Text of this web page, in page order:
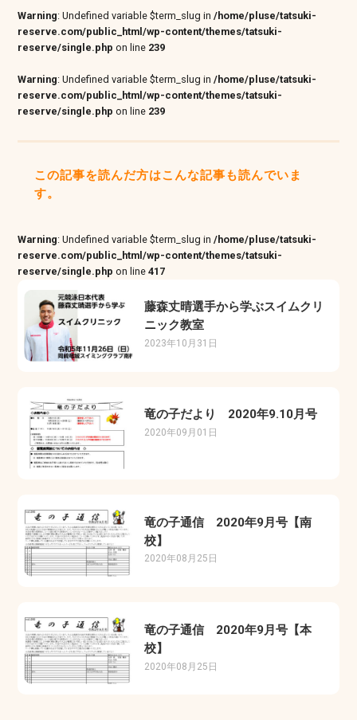
Warning: Undefined variable $term_slug in/home/pluse/tatsuki-
reserve.com/public_html/wp-content/themes/tatsuki-
reserve/single.php on line 239
Warning: Undefined variable $term_slug in/home/pluse/tatsuki-
reserve.com/public_html/wp-content/themes/tatsuki-
reserve/single.php on line 239
この記事を読んだ方はこんな記事も読んでいま
す。
Warning: Undefined variable $term_slug in/home/pluse/tatsuki-
reserve.com/public_html/wp-content/themes/tatsuki-
reserve/single.php on line417
藤森丈晴選手から学ぶスイムクリ
ニック教室
2023年10月31日
竜の子だより 2020年9.10月号
2020年09月01日
竜の子通信 2020年9月号【南
校】
2020年08月25日
竜の子通信 2020年9月号【本
校】
2020年08月25日